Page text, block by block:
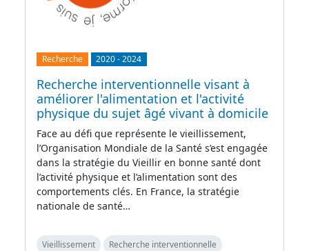
Recherche 2020-2024
Recherche interventionnelle visant à
améliorer l'alimentation et l'activité
physique du sujet âgé vivant à domicile
Face au défi que représente le vieillissement,
l’Organisation Mondiale de la Santé s’est engagée
dans la stratégie du Vieillir en bonne santé dont
l’activité physique et l’alimentation sont des
comportements clés. En France, la stratégie
nationale de santé…
Vieillissement
Recherche interventionnelle